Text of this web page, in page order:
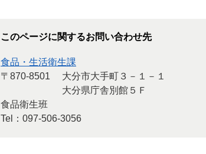
このページに関するお問い合わせ先
食品・生活衛生課
〒870-8501
大分市大手町３－１－１
大分県庁舎別館５Ｆ
食品衛生班
Tel：097-506-3056